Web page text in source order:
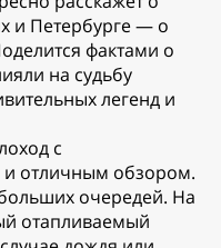
и Петербурге — о
фактами о
на судьбу
легенд и
с
отличным обзором.
очередей. На
отапливаемый